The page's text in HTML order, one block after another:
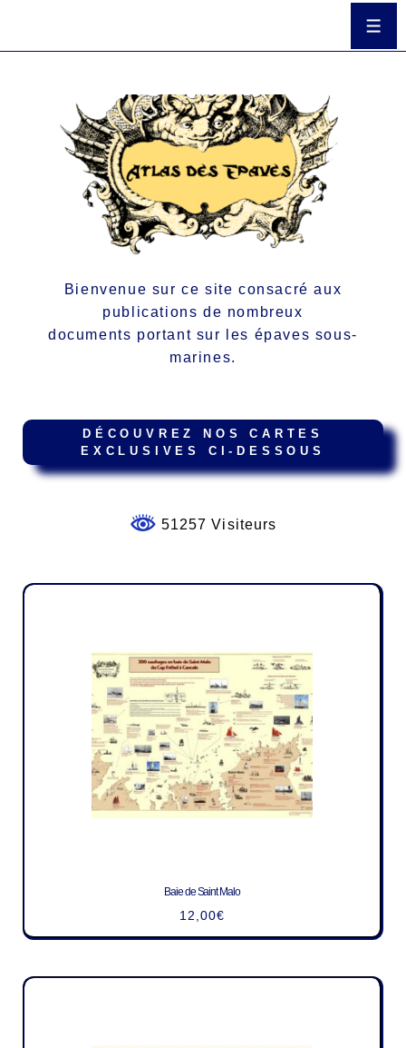
Bienvenue sur ce site consacré aux
publications de nombreux
documents portant sur les épaves sous-
marines.
DÉCOUVREZ NOS CARTES
EXCLUSIVES CI-DESSOUS
51257 Visiteurs
Baie de Saint Malo
12,00€